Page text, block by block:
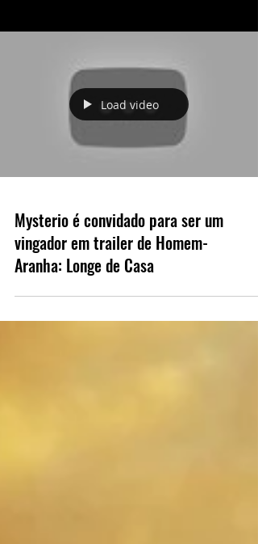
Load video
Mysterio é convidado para ser um
vingador em trailer de Homem-
Aranha: Longe de Casa